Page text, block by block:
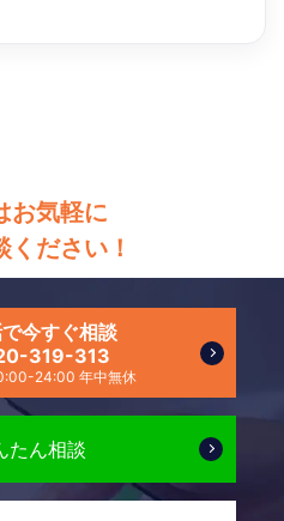
お気軽に
ください！
今すぐ相談
319-313
24:00 年中無休
たん相談